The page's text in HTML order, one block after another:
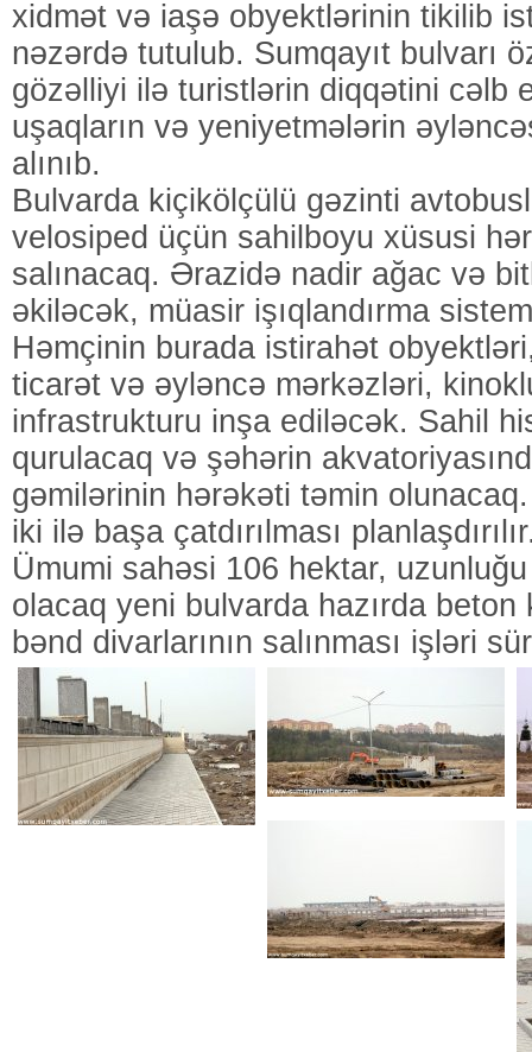
xidmət və iaşə obyektlərinin tikilib
nəzərdə tutulub. Sumqayıt bulvarı
gözəlliyi ilə turistlərin diqqətini cəlb
uşaqların və yeniyetmələrin
alınıb.
Bulvarda kiçikölçülü gəzinti
velosiped üçün sahilboyu xüsusi
salınacaq. Ərazidə nadir ağac və
əkiləcək, müasir işıqlandırma
Həmçinin burada istirahət
ticarət və əyləncə mərkəzləri,
infrastrukturu inşa ediləcək. Sahil
qurulacaq və şəhərin
gəmilərinin hərəkəti təmin
iki ilə başa çatdırılması
Ümumi sahəsi 106 hektar,
olacaq yeni bulvarda hazırda
bənd divarlarının salınması işləri